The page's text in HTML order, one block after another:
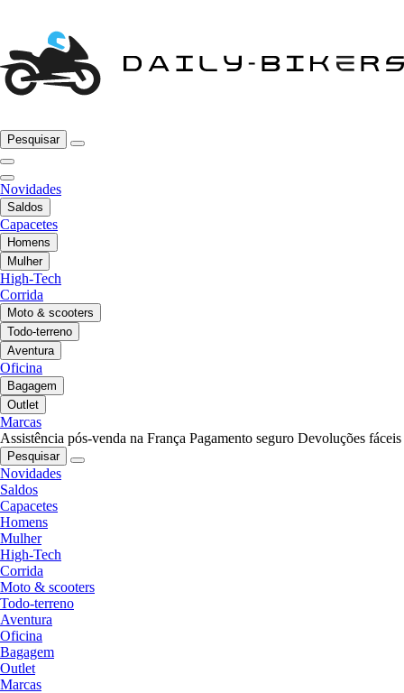
Pesquisar
Novidades
Saldos
Capacetes
Homens
Mulher
High-Tech
Corrida
Moto & scooters
Todo-terreno
Aventura
Oficina
Bagagem
Outlet
Marcas
Assistência pós-venda na França Pagamento seguro Devoluções fáceis
Pesquisar
Novidades
Saldos
Capacetes
Homens
Mulher
High-Tech
Corrida
Moto & scooters
Todo-terreno
Aventura
Oficina
Bagagem
Outlet
Marcas